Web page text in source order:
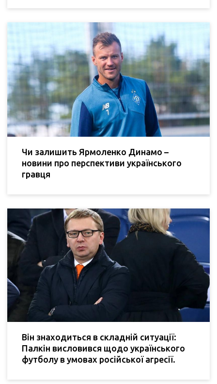
Чи залишить Ярмоленко Динамо –
новини про перспективи українського
гравця
Він знаходиться в складній ситуації:
Палкін висловився щодо українського
футболу в умовах російської агресії.